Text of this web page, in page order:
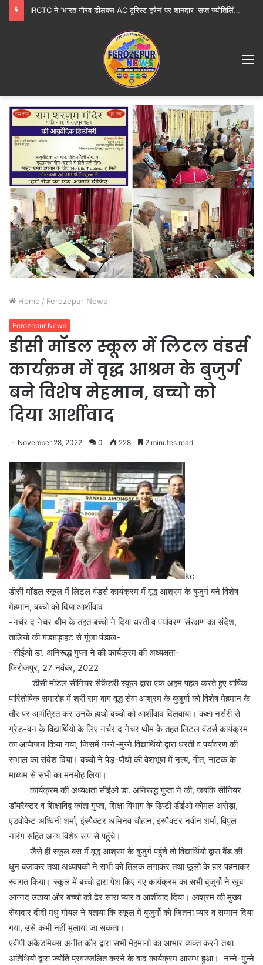
IRCTC ने ‘भारत गौरव डीलक्स AC टूरिस्ट ट्रेन’ पर शानदार ‘सप्त ज्योतिर्लिंग महायात्रा’ शुरू करने की घोषणा की
Home / Ferozepur News
Ferozepur News
डीसी मॉडल स्कूल में लिटल वंडर्स
कार्यक्रम में वृद्ध आश्रम के बुजुर्ग
बने विशेष मेहमान, बच्चो को
दिया आर्शीवाद
November 28, 2022 0 228 2 minutes read
ko
डीसी मॉडल स्कूल में लिटल वंडर्स कार्यक्रम में वृद्ध आश्रम के बुजुर्ग बने विशेष
मेहमान, बच्चो को दिया आर्शीवाद
-नर्चर द नेचर थीम के तहत बच्चो ने दिया धरती व पर्यावरण संरक्षण का संदेश,
तालियो की गडग़ड़ाहट से गूंजा पंडाल-
-सीईओ डा. अनिरूद्ध गुप्ता ने की कार्यक्रम की अध्यक्षता-
फिरोजपुर, 27 नवंबर, 2022
डीसी मॉडल सीनियर सैकेंडरी स्कूल द्वारा एक अहम पहल करते हुए वार्षिक
पारितोषिक समारोह में श्री राम बाग वृद्ध सेवा आश्रम के बुजुर्गो को विशेष मेहमान के
तौर पर आमंत्रित कर उनके हाथो बच्चो को आर्शीवाद दिलवाया। कक्षा नर्सरी से
ग्रेड-वन के विद्यार्थियो के लिए नर्चर द नेचर थीम के तहत लिटल वंडर्स कार्यक्रम
का आयेाजन किया गया, जिसमें नन्ने-मुन्ने विद्यार्थियो द्वारा धरती व पर्यावरण की
संभाल का संदेश दिया। बच्चो ने पेड़-पौधो की वेशभूषा में नृत्य, गीत, नाटक के
माध्यम से सभी का मनमोह लिया।
कार्यक्रम की अध्यक्षता सीईओ डा. अनिरूद्ध गुप्ता ने की, जबकि सीनियर
डॉयरैक्टर व शिक्षाविद्व कांता गुप्ता, शिक्षा विभाग के डिप्टी डीईओ कोमल अरोड़ा,
एडवोकेट अश्विनी शर्मा, इंस्पैक्टर अभिनव चौहान, इंस्पैक्टर नवीन शर्मा, विपुल
नारंग सहित अन्य विशेष रूप से पहुंचे।
जैसे ही स्कूल बस में वृद्ध आश्रम के बुजुर्ग पहुंचे तो विद्यार्थियो द्वारा बैंड की
धुन बजाकर तथा अध्यापको ने सभी को तिलक लगाकर तथा फूलो के हार पहनाकर
स्वागत किया। स्कूल में बच्चो द्वारा पेश किए गए कार्यक्रम का सभी बुजुर्गो ने खूब
आन्नद उठाया और बच्चो को ढेर सारा प्यार व आर्शीवाद दिया। आश्रम की मुख्य
सेवादार दीदी मधु गोयल ने बताया कि स्कूल में बुजुर्गो को जितना प्यार व सम्मान दिया
गया, उसे कभी नहीं भुलाया जा सकता।
एवीपी अकैडमिक्स अनीत कौर द्वारा सभी मेहमानो का आभार व्यक्त करने तथा
अतिथियो द्वारा ज्योति प्रवज्जलित करने के बाद कार्यक्रम आरम्भ हुआ। नन्ने-मुन्ने